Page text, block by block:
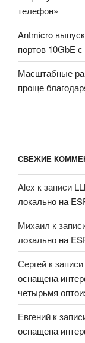
телефон»
Antmicro
портов 10GbE
Масштабные
проще
СВЕЖИЕ
Alex к записи
локально на
Михаил к
локально на
Сергей к записи
оснащена
четырьмя
Евгений к
оснащена